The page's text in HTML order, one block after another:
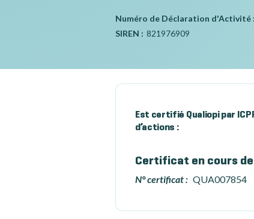
Numéro de Déclaration d'Activité :
SIREN : 821976909
Est certifié Qualiopi par
d’actions :
Certificat en cours
N° certificat : QUA007854